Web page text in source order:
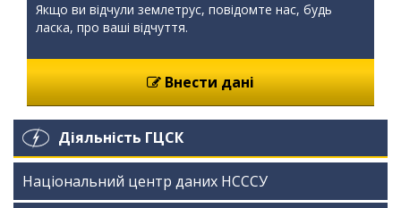
Якщо ви відчули землетрус, повідомте нас, будь
ласка, про ваші відчуття.
Внести дані
Діяльність ГЦСК
Національний центр даних НСССУ